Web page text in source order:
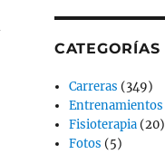
CATEGORÍAS
Carreras (349)
Entrenamientos
Fisioterapia (20)
Fotos (5)